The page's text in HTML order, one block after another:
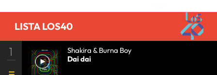
LISTA LOS40
1
Shakira & Burna Boy
Dai dai